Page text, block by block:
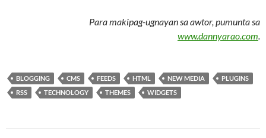
Para makipag-ugnayan sa awtor, pumunta sa
www.dannyarao.com.
BLOGGING CMS FEEDS HTML NEW MEDIA
PLUGINS
RSS
TECHNOLOGY THEMES WIDGETS